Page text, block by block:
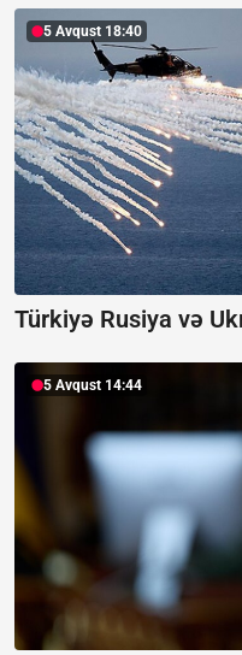
5 Avqust 18:40
Türkiyə Rusiya və
5 Avqust 14:44